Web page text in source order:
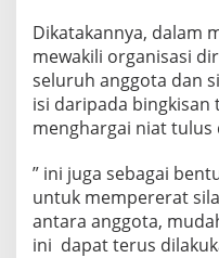
Dikatakannya, dalam
mewakili organisasi
seluruh anggota dan
isi daripada
menghargai niat tulus
” ini juga sebagai
untuk mempererat
antara anggota,
ini dapat terus